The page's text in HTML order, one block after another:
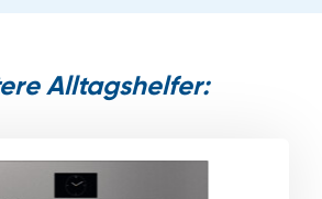
Alltagshelfer: